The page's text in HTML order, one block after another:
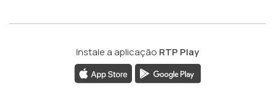
Instale a aplicação RTP Play